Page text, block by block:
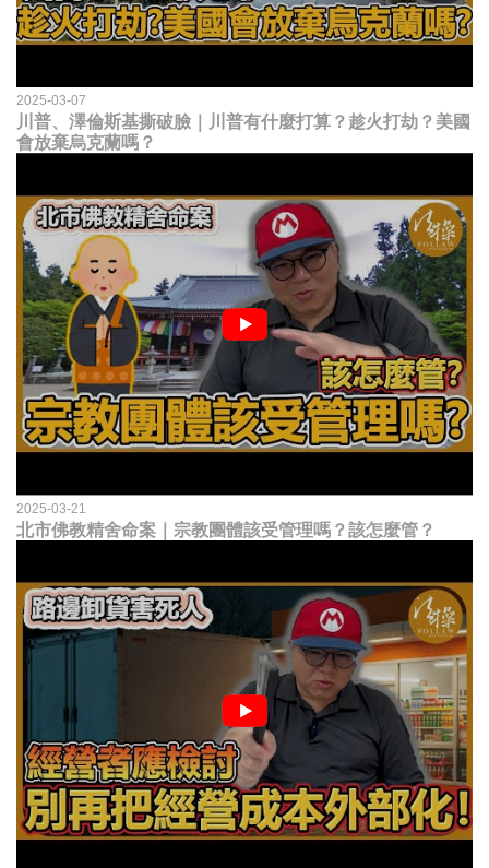
2025-03-07
川普、澤倫斯基撕破臉｜川普有什麼打算？趁火打劫？美國
會放棄烏克蘭嗎？
2025-03-21
北市佛教精舍命案｜宗教團體該受管理嗎？該怎麼管？